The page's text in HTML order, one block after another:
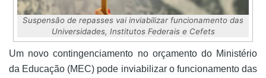
Suspensão de repasses vai inviabilizar funcionamento das
Universidades, Institutos Federais e Cefets
Um novo contingenciamento no orçamento do Ministério
da Educação (MEC) pode inviabilizar o funcionamento das